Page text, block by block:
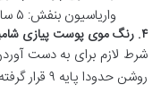
واریاسیون بنفش: ۵ سانتی‌متر
۴. رنگ موی پوست پیازی شامپاینی
شرط لازم برای به دست
روشن حدودا پایه ۹ قرار گرفته باشد. هم از رنگ‌های مد روز است.